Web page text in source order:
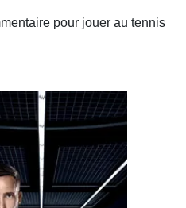
pour jouer au tennis